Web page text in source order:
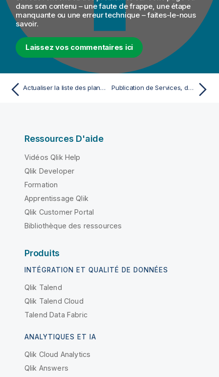
dans son contenu – une faute de frappe, une étape
manquante ou une erreur technique – faites-le-nous
savoir.
Laissez vos commentaires ici
Actualiser la liste des plans d'exécution Publication de Services, de Routes et de Jobs
Ressources D'aide
Vidéos Qlik Help
Qlik Developer
Formation
Apprentissage Qlik
Qlik Customer Portal
Bibliothèque des ressources
Produits
INTÉGRATION ET QUALITÉ DE DONNÉES
Qlik Talend
Qlik Talend Cloud
Talend Data Fabric
ANALYTIQUES ET IA
Qlik Cloud Analytics
Qlik Answers